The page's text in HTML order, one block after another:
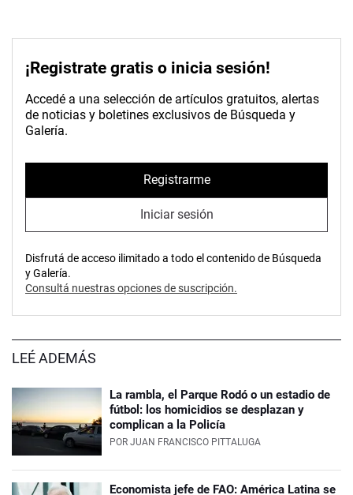
¡Registrate gratis o inicia sesión!
Accedé a una selección de artículos gratuitos, alertas
de noticias y boletines exclusivos de Búsqueda y
Galería.
Registrarme
Iniciar sesión
Disfrutá de acceso ilimitado a todo el contenido de Búsqueda
y Galería.
Consultá nuestras opciones de suscripción.
LEÉ ADEMÁS
La rambla, el Parque Rodó o un estadio de
fútbol: los homicidios se desplazan y
complican a la Policía
POR JUAN FRANCISCO PITTALUGA
Economista jefe de FAO: América Latina se